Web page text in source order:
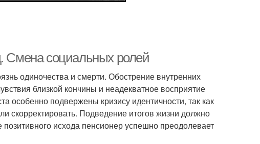
Смена социальных ролей
одиночества и смерти. Обострение внутренних
близкой кончины и неадекватное восприятие
особенно подвержены кризису идентичности, так как
скорректировать. Подведение итогов жизни должно
исхода пенсионер успешно преодолевает